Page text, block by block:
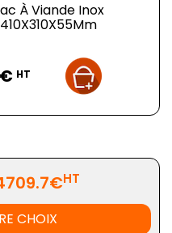
À Viande Inox
410X310X55Mm
HT
HT
CHOIX